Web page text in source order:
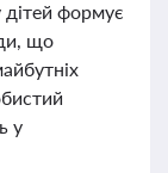
дітей формує
що
у